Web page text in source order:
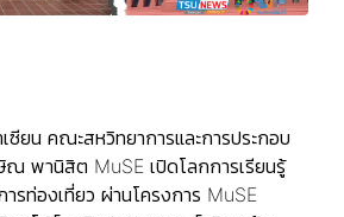
ซียน คณะสหวิทยาการและการประกอบ
ณ พานิสิต MuSE เปิดโลกการเรียนรู้
รท่องเที่ยว ผ่านโครงการ MuSE